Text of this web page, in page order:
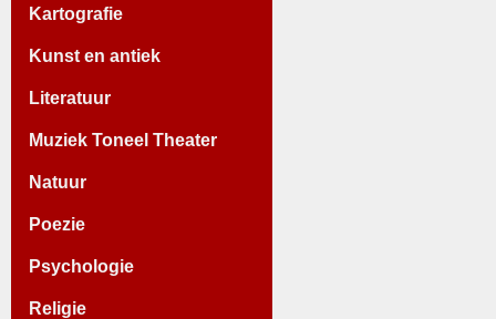
Kartografie
Kunst en antiek
Literatuur
Muziek Toneel Theater
Natuur
Poezie
Psychologie
Religie